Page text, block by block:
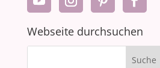
Webseite durchsuchen